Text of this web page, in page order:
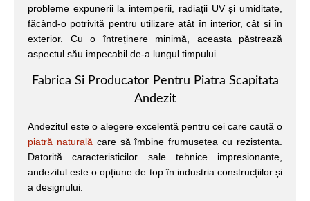
probleme expunerii la intemperii, radiații UV și umiditate,
făcând-o potrivită pentru utilizare atât în interior, cât și în
exterior. Cu o întreținere minimă, aceasta păstrează
aspectul său impecabil de-a lungul timpului.
Fabrica Si Producator Pentru Piatra Scapitata
Andezit
Andezitul este o alegere excelentă pentru cei care caută o
piatră naturală care să îmbine frumusețea cu rezistența.
Datorită caracteristicilor sale tehnice impresionante,
andezitul este o opțiune de top în industria construcțiilor și
a designului.